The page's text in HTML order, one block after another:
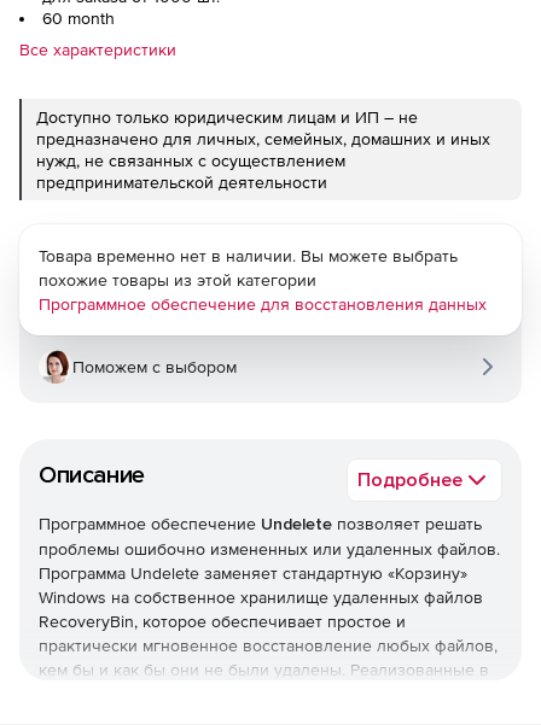
60 month
Все характеристики
Доступно только юридическим лицам и ИП – не
предназначено для личных, семейных, домашних и иных
нужд, не связанных с осуществлением
предпринимательской деятельности
Описание Подробнее
Программное обеспечение Undelete позволяет решать
проблемы ошибочно измененных или удаленных файлов.
Программа Undelete заменяет стандартную «Корзину»
Windows на собственное хранилище удаленных файлов
RecoveryBin, которое обеспечивает простое и
практически мгновенное восстановление любых файлов,
кем бы и как бы они не были удалены. Реализованные в
Товара временно нет в наличии. Вы можете выбрать
похожие товары из этой категории
Программное обеспечение для восстановления данных
Поможем с выбором